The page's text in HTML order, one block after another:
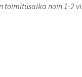
toimitusaika noin 1-2